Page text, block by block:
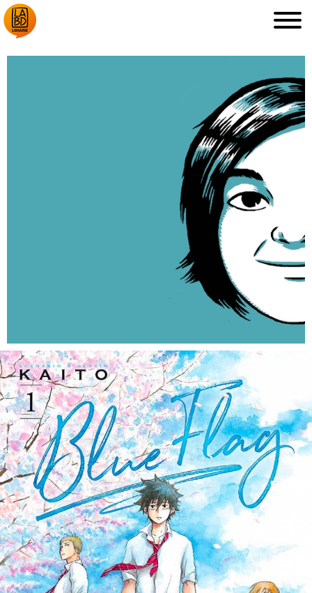
DÉDICACES, ETC.
ARCHIVES
EN IMAGES CONTACTS/ACCÈS